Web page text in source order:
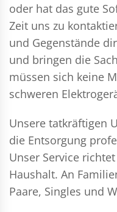
oder hat das gute
Zeit uns zu
und Gegenstände
und bringen die
müssen sich keine
schweren
Unsere tatkräftigen
die Entsorgung
Unser Service
Haushalt. An
Paare, Singles und